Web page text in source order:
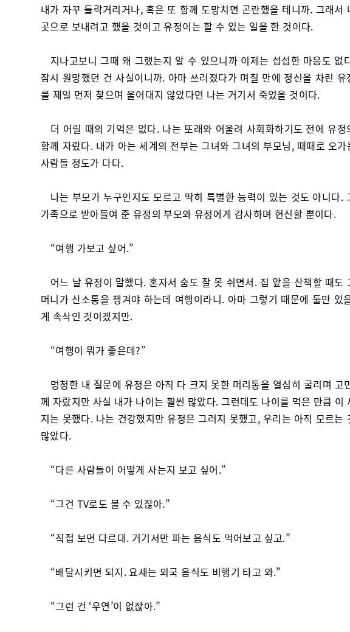
내가 자꾸 들락거리거나, 혹은 또 함께 도망치면 곤란했을 테니까. 그래서
곳으로 보내려고 했을 것이고 유정이는 할 수 있는 일을 한 것이다.
지나고보니 그때 왜 그랬는지 알 수 있으니까 이제는 섭섭한 마음도 없
잠시 원망했던 건 사실이니까. 아마 쓰러졌다가 며칠 만에 정신을 차린 유
를 제일 먼저 찾으며 울어대지 않았다면 나는 거기서 죽었을 것이다.
더 어릴 때의 기억은 없다. 나는 또래와 어울려 사회화하기도 전에 유정
함께 자랐다. 내가 아는 세계의 전부는 그녀와 그녀의 부모님, 때때로 오가
사람들 정도가 다다.
나는 부모가 누구인지도 모르고 딱히 특별한 능력이 있는 것도 아니다.
가족으로 받아들여 준 유정의 부모와 유정에게 감사하며 헌신할 뿐이다.
“여행 가보고 싶어.”
어느 날 유정이 말했다. 혼자서 숨도 잘 못 쉬면서. 집 앞을 산책할 때도
머니가 산소통을 챙겨야 하는데 여행이라니. 아마 그렇기 때문에 둘만 있
게 속삭인 것이겠지만.
“여행이 뭐가 좋은데?”
멍청한 내 질문에 유정은 아직 다 크지 못한 머리통을 열심히 굴리며 고
께 자랐지만 사실 내가 나이는 훨씬 많았다. 그런데도 나이를 먹은 만큼 이
지는 못했다. 나는 건강했지만 유정은 그러지 못했고, 우리는 아직 모르는
많았다.
“다른 사람들이 어떻게 사는지 보고 싶어.”
“그건 TV로도 볼 수 있잖아.”
“직접 보면 다르대. 거기서만 파는 음식도 먹어보고 싶고.”
“배달시키면 되지. 요새는 외국 음식도 비행기 타고 와.”
“그런 건 ‘우연’이 없잖아.”